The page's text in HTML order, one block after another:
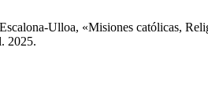
Ulloa, «Misiones católicas,
2025.